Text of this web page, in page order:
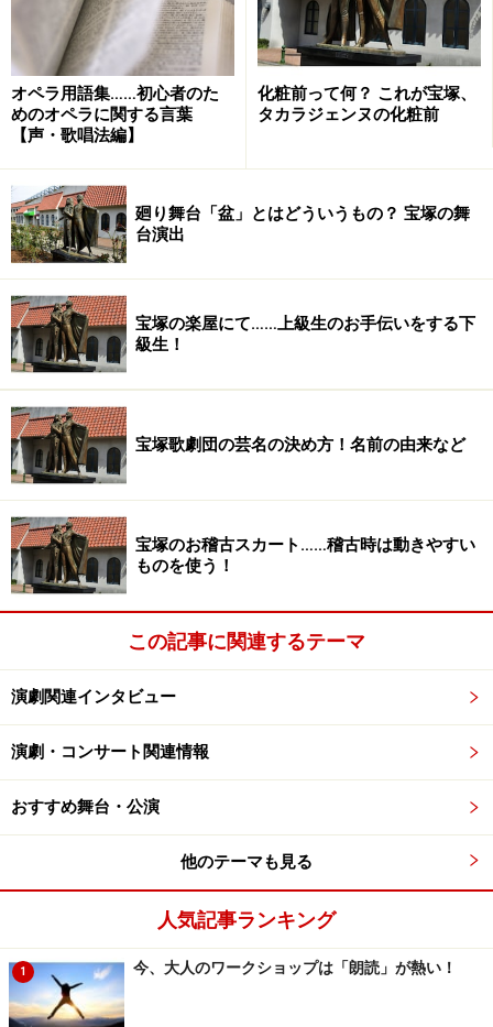
オペラ用語集……初心者のた
めのオペラに関する言葉
【声・歌唱法編】
化粧前って何？ これが宝塚、
タカラジェンヌの化粧前
廻り舞台「盆」とはどういうもの？ 宝塚の舞
台演出
宝塚の楽屋にて……上級生のお手伝いをする下
級生！
宝塚歌劇団の芸名の決め方！名前の由来など
宝塚のお稽古スカート……稽古時は動きやすい
ものを使う！
この記事に関連するテーマ
演劇関連インタビュー
演劇・コンサート関連情報
おすすめ舞台・公演
他のテーマも見る
人気記事ランキング
1 今、大人のワークショップは「朗読」が熱い！